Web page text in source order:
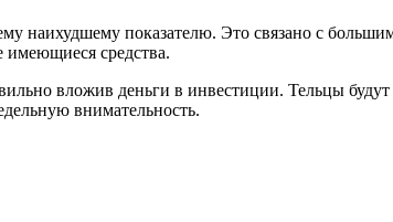
наихудшему показателю. Это связано с
имеющиеся средства.
вложив деньги в инвестиции. Тельцы
внимательность.